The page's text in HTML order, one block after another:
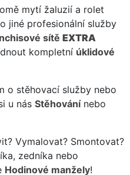
mytí žaluzií a rolet
jiné profesionální služby
sítě EXTRA
kompletní úklidové
o stěhovací služby nebo
u nás Stěhovánínebo
Vymalovat? Smontovat?
zedníka nebo
Hodinové manžely!